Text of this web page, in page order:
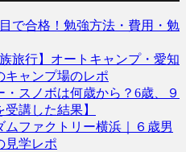
で合格！勉強方法・費用・勉
旅行】オートキャンプ・愛知
キャンプ場のレポ
・スノボは何歳から？6歳、９
講した結果】
ムファクトリー横浜｜６歳男
見学レポ